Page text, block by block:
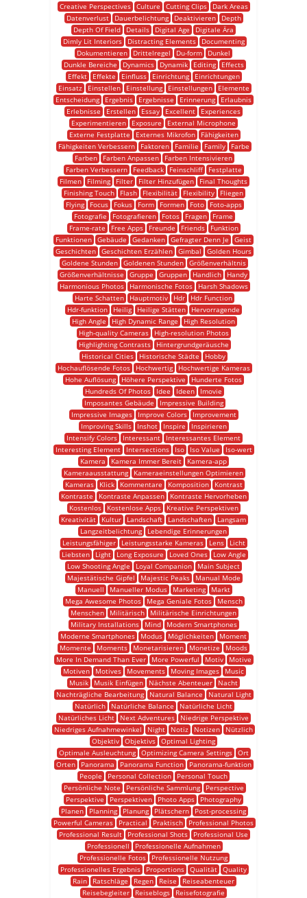
Creative Perspectives
Culture Cutting Clips
Dark Areas
Datenverlust
Dauerbelichtung Deaktivieren
Depth
Depth Of Field
Details Digital Age
Digitale Ära
Dimly Lit Interiors
Distracting Elements
Documenting
Dokumentieren
Drittelregel Du-form
Dunkel
Dunkle Bereiche
Dynamics Dynamik Editing
Effects
Effekt
Effekte Einfluss Einrichtung
Einrichtungen
Einsatz
Einstellen Einstellung Einstellungen
Elemente
Entscheidung
Ergebnis Ergebnisse Erinnerung
Erlaubnis
Erlebnisse
Erstellen Essay Excellent
Experiences
Experimentieren
Exposure
External Microphone
Externe Festplatte
Externes Mikrofon
Fähigkeiten
Fähigkeiten Verbessern
Faktoren Familie Family
Farbe
Farben
Farben Anpassen
Farben Intensivieren
Farben Verbessern
Feedback Feinschliff
Festplatte
Filmen
Filming Filter Filter Hinzufügen
Final Thoughts
Finishing Touch
Flash Flexibilität Flexibility
Fliegen
Flying
Focus Fokus Form Formen Foto
Foto-apps
Fotografie
Fotografieren Fotos Fragen
Frame
Frame-rate
Free Apps Freunde Friends
Funktion
Funktionen Gebäude Gedanken Gefragter Denn Je
Geist
Geschichten Geschichten Erzählen Gimbal
Golden Hours
Goldene Stunden
Goldenen Stunden
Größenverhältnis
Größenverhältnisse
Gruppe Gruppen Handlich
Handy
Harmonious Photos
Harmonische Fotos
Harsh Shadows
Harte Schatten
Hauptmotiv Hdr
Hdr Function
Hdr-funktion
Heilig Heilige Stätten
Hervorragende
High Angle
High Dynamic Range
High Resolution
High-quality Cameras
High-resolution Photos
Highlighting Contrasts
Hintergrundgeräusche
Historical Cities
Historische Städte
Hobby
Hochauflösende Fotos
Hochwertig
Hochwertige Kameras
Hohe Auflösung
Höhere Perspektive
Hunderte Fotos
Hundreds Of Photos
Idee Ideen
Imovie
Imposantes Gebäude
Impressive Building
Impressive Images
Improve Colors
Improvement
Improving Skills
Inshot Inspire
Inspirieren
Intensify Colors
Interessant
Interessantes Element
Interesting Element
Intersections Iso Iso Value
Iso-wert
Kamera
Kamera Immer Bereit
Kamera-app
Kameraausstattung
Kameraeinstellungen Optimieren
Kameras
Klick Kommentare Komposition
Kontrast
Kontraste
Kontraste Anpassen
Kontraste Hervorheben
Kostenlos
Kostenlose Apps
Kreative Perspektiven
Kreativität
Kultur Landschaft Landschaften
Langsam
Langzeitbelichtung
Lebendige Erinnerungen
Leistungsfähiger
Leistungsstarke Kameras Lens
Licht
Liebsten
Light Long Exposure Loved Ones
Low Angle
Low Shooting Angle
Loyal Companion
Main Subject
Majestätische Gipfel
Majestic Peaks
Manual Mode
Manuell
Manueller Modus Marketing
Markt
Mega Awesome Photos
Mega Geniale Fotos
Mensch
Menschen
Militärisch
Militärische Einrichtungen
Military Installations
Mind
Modern Smartphones
Moderne Smartphones
Modus Möglichkeiten
Moment
Momente
Moments Monetarisieren Monetize
Moods
More In Demand Than Ever
More Powerful Motiv
Motive
Motiven
Motives Movements Moving Images
Music
Musik
Musik Einfügen Nächste Abenteuer
Nacht
Nachträgliche Bearbeitung
Natural Balance
Natural Light
Natürlich
Natürliche Balance
Natürliche Licht
Natürliches Licht
Next Adventures
Niedrige Perspektive
Niedriges Aufnahmewinkel
Night Notiz Notizen
Nützlich
Objektiv Objektivs Optimal Lighting
Optimale Ausleuchtung
Optimizing Camera Settings
Ort
Orten
Panorama Panorama Function
Panorama-funktion
People
Personal Collection
Personal Touch
Persönliche Note
Persönliche Sammlung
Perspective
Perspektive
Perspektiven Photo Apps
Photography
Planen
Planning Planung Plätschern
Post-processing
Powerful Cameras
Practical Praktisch
Professional Photos
Professional Result
Professional Shots
Professional Use
Professionell
Professionelle Aufnahmen
Professionelle Fotos
Professionelle Nutzung
Professionelles Ergebnis
Proportions Qualität Quality
Rain
Ratschläge Regen Reise
Reiseabenteuer
Reisebegleiter
Reiseblogs
Reisefotografie